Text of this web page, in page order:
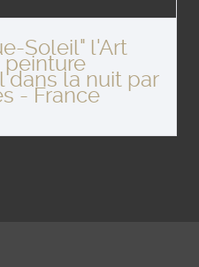
Soleil" l'Art
peinture
dans la nuit par
- France